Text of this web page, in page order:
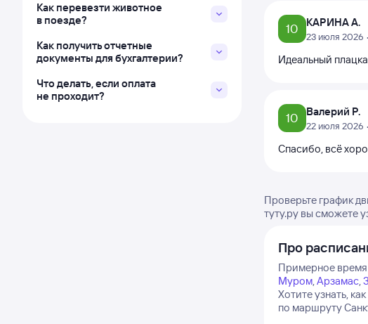
Как перевезти животное
в поезде?
Как получить отчетные
документы для бухгалтерии?
Что делать, если оплата
не проходит?
10 КАРИНА А.
23 июля 2026
Идеальный
10 Валерий Р.
22 июля 2026
Спасибо, всё
Проверьте график
туту.ру вы сможете
Про
Примерное время
Муром,Арзамас,
Хотите узнать,
по маршруту